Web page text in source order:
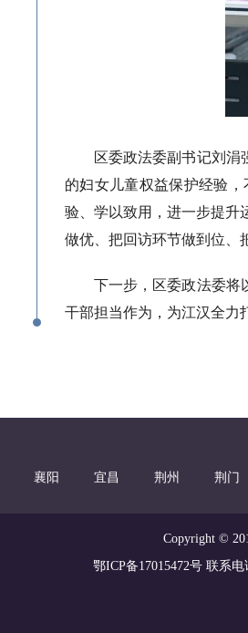
区委政法委副书记刘涓
的妇女儿童权益保护经验
验、学以致用，进一步提升
做优、把回访环节做到位、
下一步，区委政法委将
干部担当作为，为江汉全力
襄阳 宜昌 荆州 荆门
Copyright ©
鄂ICP备17015472号 联系